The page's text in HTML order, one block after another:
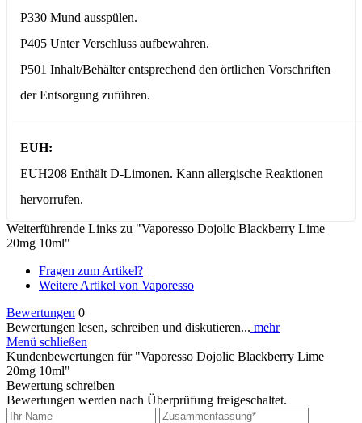
P330 Mund ausspülen.
P405 Unter Verschluss aufbewahren.
P501 Inhalt/Behälter entsprechend den örtlichen Vorschriften
der Entsorgung zuführen.
EUH:
EUH208 Enthält D-Limonen. Kann allergische Reaktionen
hervorrufen.
Weiterführende Links zu "Vaporesso Dojolic Blackberry Lime
20mg 10ml"
Fragen zum Artikel?
Weitere Artikel von Vaporesso
Bewertungen 0
Bewertungen lesen, schreiben und diskutieren... mehr
Menü schließen
Kundenbewertungen für "Vaporesso Dojolic Blackberry Lime
20mg 10ml"
Bewertung schreiben
Bewertungen werden nach Überprüfung freigeschaltet.